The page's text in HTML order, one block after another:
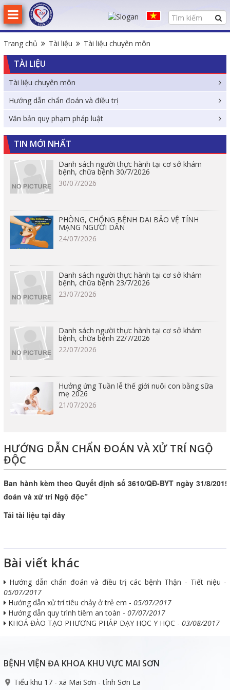
Trang chủ Tài liệu Tài liệu chuyên môn
TÀI LIỆU
Tài liệu chuyên môn
Hướng dẫn chẩn đoán và điều trị
Văn bản quy phạm pháp luật
TIN MỚI NHẤT
Danh sách người thực hành tại cơ sở khám
bệnh, chữa bệnh 30/7/2026
30/07/2026
PHÒNG, CHỐNG BỆNH DẠI BẢO VỆ TÍNH
MẠNG NGƯỜI DÂN
24/07/2026
Danh sách người thực hành tại cơ sở khám
bệnh, chữa bệnh 23/7/2026
23/07/2026
Danh sách người thực hành tại cơ sở khám
bệnh, chữa bệnh 22/7/2026
22/07/2026
Hưởng ứng Tuần lễ thế giới nuôi con bằng sữa
mẹ 2026
21/07/2026
HƯỚNG DẪN CHẨN ĐOÁN VÀ XỬ TRÍ NGỘ
ĐỘC
Ban hành kèm theo Quyết định số 3610/QĐ-BYT ngày 31/8/
đoán và xử trí Ngộ độc”
Tải tài liệu tại đây
Bài viết khác
Hướng dẫn chẩn đoán và điều trị các bệnh Thận - Tiết niệu -
05/07/2017
Hướng dẫn xử trí tiêu chảy ở trẻ em - 05/07/2017
Hướng dẫn quy trình tiêm an toàn - 07/07/2017
KHOÁ ĐÀO TẠO PHƯƠNG PHÁP DẠY HỌC Y HỌC - 03/08/2017
BỆNH VIỆN ĐA KHOA KHU VỰC MAI SƠN
Tiểu khu 17 - xã Mai Sơn - tỉnh Sơn La